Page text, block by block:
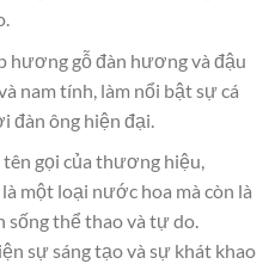
hương gỗ đàn hương và đậu
nam tính, làm nổi bật sự cá
đàn ông hiện đại.
gọi của thương hiệu,
một loại nước hoa mà còn là
sống thể thao và tự do.
sự sáng tạo và sự khát khao